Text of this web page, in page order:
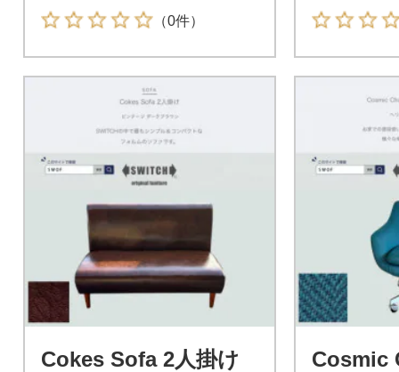
（0件）
Cokes Sofa 2人掛け
Cosmic